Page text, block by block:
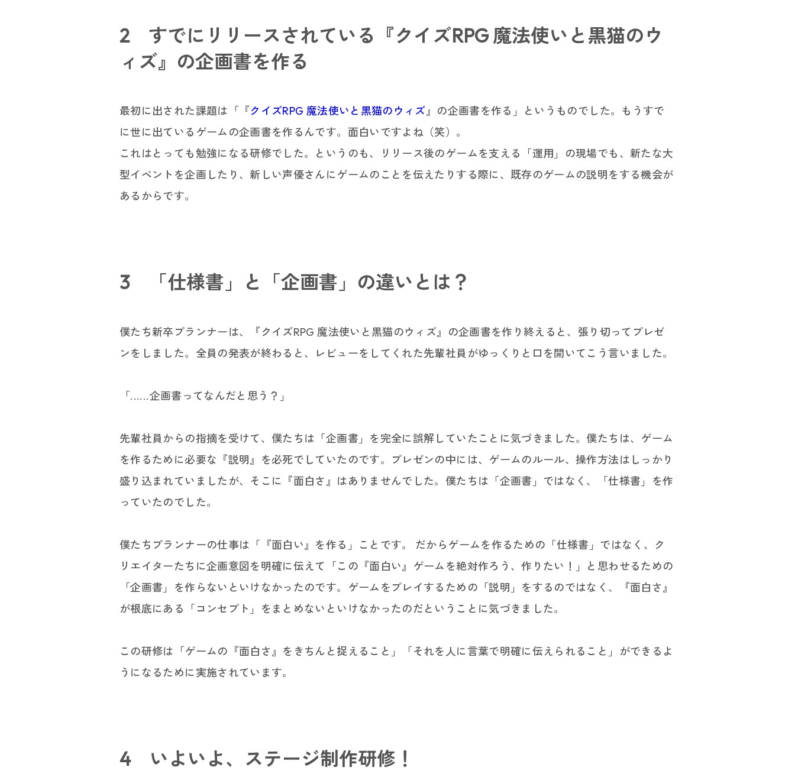
2 すでにリリースされている『クイズRPG 魔法使いと黒猫のウ
ィズ』の企画書を作る
最初に出された課題は「『クイズRPG 魔法使いと黒猫のウィズ』の企画書を作る」というものでした。もうすで
に世に出ているゲームの企画書を作るんです。面白いですよね（笑）。
これはとっても勉強になる研修でした。というのも、リリース後のゲームを支える「運用」の現場でも、新たな大
型イベントを企画したり、新しい声優さんにゲームのことを伝えたりする際に、既存のゲームの説明をする機会が
あるからです。
3 「仕様書」と「企画書」の違いとは？
僕たち新卒プランナーは、『クイズRPG 魔法使いと黒猫のウィズ』の企画書を作り終えると、張り切ってプレゼ
ンをしました。全員の発表が終わると、レビューをしてくれた先輩社員がゆっくりと口を開いてこう言いました。
「......企画書ってなんだと思う？」
先輩社員からの指摘を受けて、僕たちは「企画書」を完全に誤解していたことに気づきました。僕たちは、ゲーム
を作るために必要な『説明』を必死でしていたのです。プレゼンの中には、ゲームのルール、操作方法はしっかり
盛り込まれていましたが、そこに『面白さ』はありませんでした。僕たちは「企画書」ではなく、「仕様書」を作
っていたのでした。
僕たちプランナーの仕事は「『面白い』を作る」ことです。 だからゲームを作るための「仕様書」ではなく、ク
リエイターたちに企画意図を明確に伝えて「この『面白い』ゲームを絶対作ろう、作りたい！」と思わせるための
「企画書」を作らないといけなかったのです。ゲームをプレイするための「説明」をするのではなく、『面白さ』
が根底にある「コンセプト」をまとめないといけなかったのだということに気づきました。
この研修は「ゲームの『面白さ』をきちんと捉えること」「それを人に言葉で明確に伝えられること」ができるよ
うになるために実施されています。
4 いよいよ、ステージ制作研修！